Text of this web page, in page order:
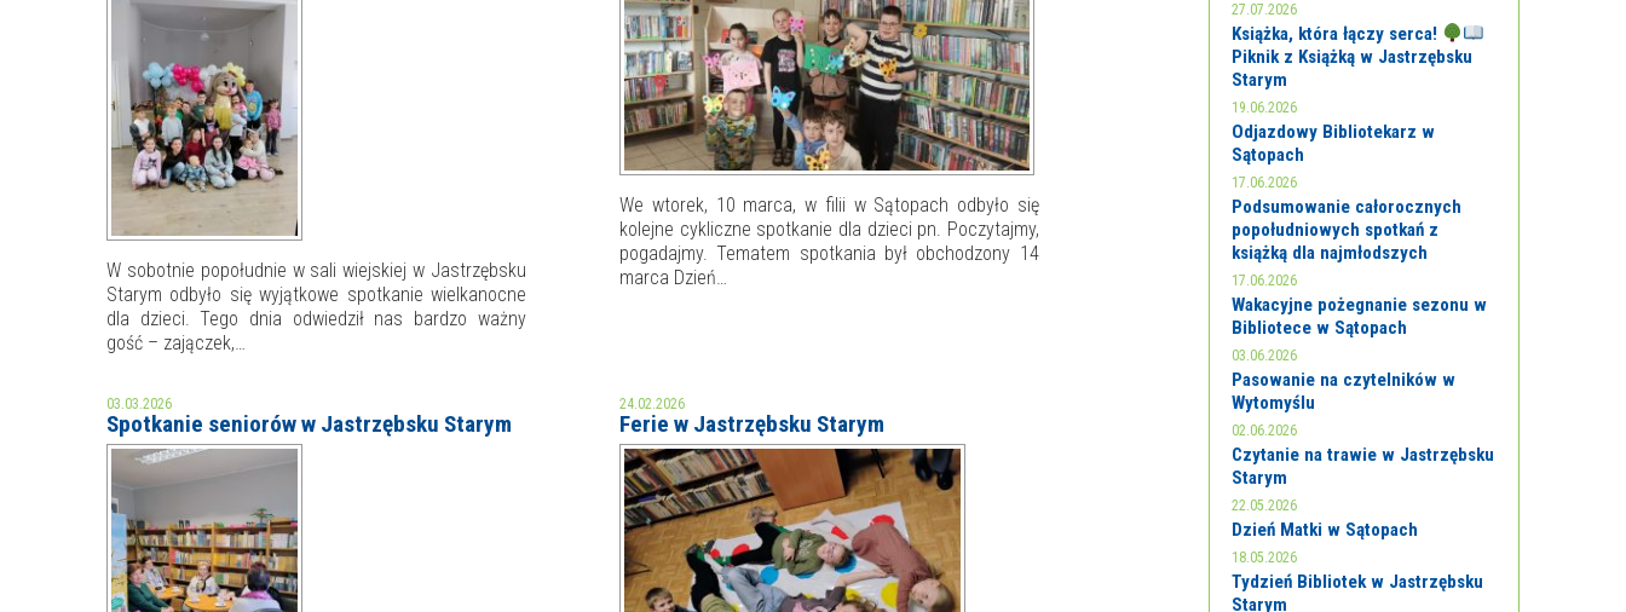
W sobotnie popołudnie w sali wiejskiej w Jastrzębsku
Starym odbyło się wyjątkowe spotkanie wielkanocne
dla dzieci. Tego dnia odwiedził nas bardzo ważny
gość – zajączek,…
We wtorek, 10 marca, w filii w Sątopach odbyło się
kolejne cykliczne spotkanie dla dzieci pn. Poczytajmy,
pogadajmy. Tematem spotkania był obchodzony 14
marca Dzień…
03.03.2026
Spotkanie seniorów w Jastrzębsku Starym
24.02.2026
Ferie w Jastrzębsku Starym
27.07.2026
Książka, która łączy serca!
Piknik z Książką w Jastrzębsku
Starym
19.06.2026
Odjazdowy Bibliotekarz w
Sątopach
17.06.2026
Podsumowanie całorocznych
popołudniowych spotkań z
książką dla najmłodszych
17.06.2026
Wakacyjne pożegnanie sezonu w
Bibliotece w Sątopach
03.06.2026
Pasowanie na czytelników w
Wytomyślu
02.06.2026
Czytanie na trawie w Jastrzębsku
Starym
22.05.2026
Dzień Matki w Sątopach
18.05.2026
Tydzień Bibliotek w Jastrzębsku
Starym